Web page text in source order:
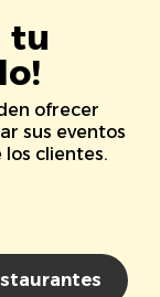
tu
ofrecer
sus eventos
clientes.